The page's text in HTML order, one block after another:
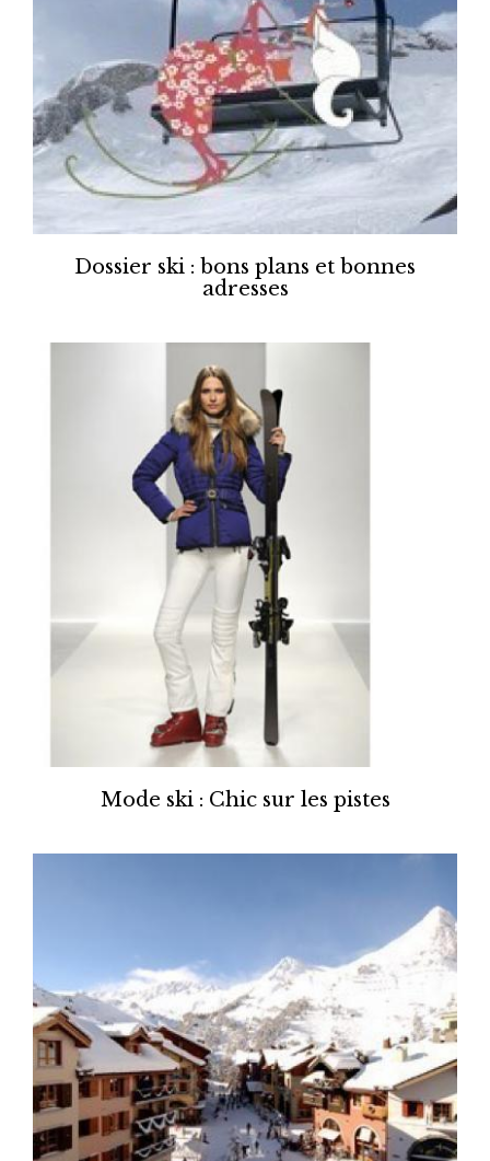
Dossier ski : bons plans et bonnes
adresses
Mode ski : Chic sur les pistes